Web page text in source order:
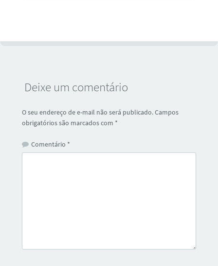
Deixe um comentário
O seu endereço de e-mail não será publicado.Campos
obrigatórios são marcados com *
Comentário *